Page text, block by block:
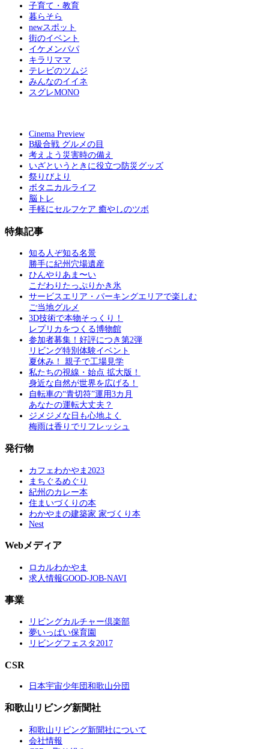
子育て・教育
暮らそら
newスポット
街のイベント
イケメンパパ
キラリママ
テレビのツムジ
みんなのイイネ
スグレMONO
Cinema Preview
B級合戦 グルメの目
考えよう災害時の備え
いざというときに役立つ防災グッズ
祭りびより
ボタニカルライフ
脳トレ
手軽にセルフケア 癒やしのツボ
特集記事
知る人ぞ知る名景
勝手に紀州穴場遺産
ひんやりあま〜い
こだわりたっぷりかき氷
サービスエリア・パーキングエリアで楽しむ
ご当地グルメ
3D技術で本物そっくり！
レプリカをつくる博物館
参加者募集！好評につき第2弾
リビング特別体験イベント
夏休み！ 親子で工場見学
私たちの視線・始点 拡大版！
身近な自然が世界を広げる！
自転車の“青切符”運用3カ月
あなたの運転大丈夫？
ジメジメな日も心地よく
梅雨は香りでリフレッシュ
発行物
カフェわかやま2023
まちぐるめぐり
紀州のカレー本
住まいづくりの本
わかやまの建築家 家づくり本
Nest
Webメディア
ロカルわかやま
求人情報GOOD-JOB-NAVI
事業
リビングカルチャー倶楽部
夢いっぱい保育園
リビングフェスタ2017
CSR
日本宇宙少年団和歌山分団
和歌山リビング新聞社
和歌山リビング新聞社について
会社情報